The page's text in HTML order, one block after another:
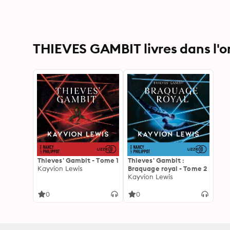
THIEVES GAMBIT livres dans
Thieves' Gambit - Tome 1
Kayvion Lewis
0
Thieves' Gambit :
Braquage royal - Tome 2
Kayvion Lewis
0